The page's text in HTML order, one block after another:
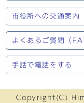
市役所への交通案内
よくあるご質問（
手話で電話をする
Copyright(C)